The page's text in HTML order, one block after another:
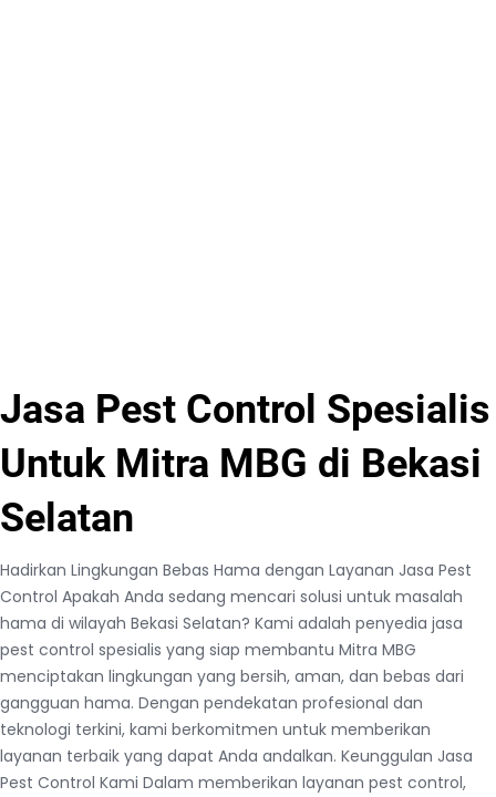
Jasa Pest Control Spesialis
Untuk Mitra MBG di Bekasi
Selatan
Hadirkan Lingkungan Bebas Hama dengan Layanan Jasa Pest
Control Apakah Anda sedang mencari solusi untuk masalah
hama di wilayah Bekasi Selatan? Kami adalah penyedia jasa
pest control spesialis yang siap membantu Mitra MBG
menciptakan lingkungan yang bersih, aman, dan bebas dari
gangguan hama. Dengan pendekatan profesional dan
teknologi terkini, kami berkomitmen untuk memberikan
layanan terbaik yang dapat Anda andalkan. Keunggulan Jasa
Pest Control Kami Dalam memberikan layanan pest control,